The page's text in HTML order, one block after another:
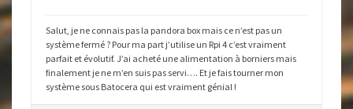
Salut, je ne connais pas la pandora box mais ce n’est pas un
système fermé ? Pour ma part j’utilise un Rpi 4 c’est vraiment
parfait et évolutif. J’ai acheté une alimentation à borniers mais
finalement je ne m’en suis pas servi…. Et je fais tourner mon
système sous Batocera qui est vraiment génial !